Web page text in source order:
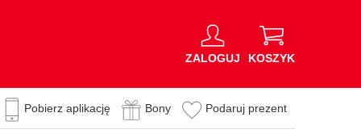
ZALOGUJ KOSZYK
Pobierz aplikację Bony Podaruj prezent